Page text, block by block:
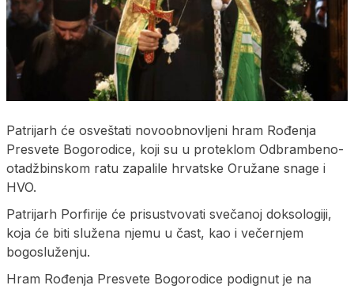
Patrijarh će osveštati novoobnovljeni hram Rođenja
Presvete Bogorodice, koji su u proteklom Odbrambeno-
otadžbinskom ratu zapalile hrvatske Oružane snage i
HVO.
Patrijarh Porfirije će prisustvovati svečanoj doksologiji,
koja će biti služena njemu u čast, kao i večernjem
bogosluženju.
Hram Rođenja Presvete Bogorodice podignut je na